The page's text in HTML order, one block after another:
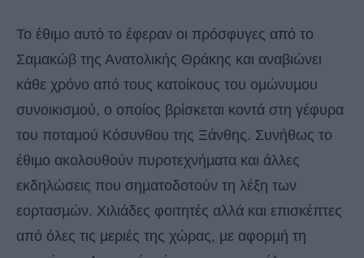
Το έθιµο αυτό το έφεραν οι πρόσφυγες από το
Σαµακώβ της Ανατολικής Θράκης και αναβιώνει
κάθε χρόνο από τους κατοίκους του οµώνυµου
συνοικισµού, ο οποίος βρίσκεται κοντά στη γέφυρα
του ποταµού Κόσυνθου της Ξάνθης. Συνήθως το
έθιµο ακολουθούν πυροτεχνήµατα και άλλες
εκδηλώσεις που σηµατοδοτούν τη λέξη των
εορτασµών. Χιλιάδες φοιτητές αλλά και επισκέπτες
από όλες τις µεριές της χώρας, µε αφορµή τη